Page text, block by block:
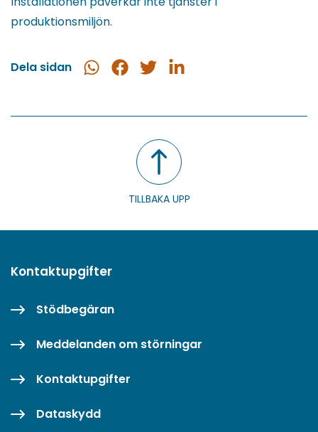
produktionsmiljön.
Dela sidan
Dela
Dela
Dela
Dela
TILLBAKA UPP
Kontaktupgifter
Stödbegäran
Meddelanden om störningar
Kontaktupgifter
Dataskydd